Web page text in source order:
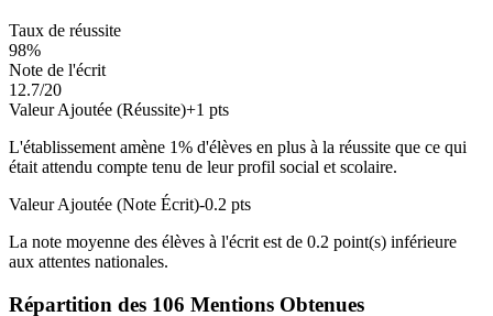
Taux de réussite
98%
Note de l'écrit
12.7/20
Valeur Ajoutée (Réussite)+1 pts
L'établissement amène 1% d'élèves en plus à la réussite que ce qui
était attendu compte tenu de leur profil social et scolaire.
Valeur Ajoutée (Note Écrit)-0.2 pts
La note moyenne des élèves à l'écrit est de 0.2 point(s) inférieure
aux attentes nationales.
Répartition des 106 Mentions Obtenues